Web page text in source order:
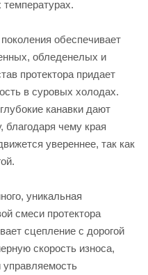
температурах.
обеспечивает
обледенелых и
протектора придает
в суровых холодах.
канавки дают
чему края
увереннее, так как
уникальная
смеси протектора
сцепление с дорогой
скорость износа,
управляемость